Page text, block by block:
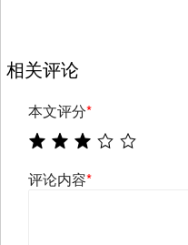
相关评论
本文评分*
评论内容*